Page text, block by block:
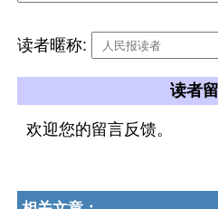
读者暱称:
读者
欢迎您的留言反馈。